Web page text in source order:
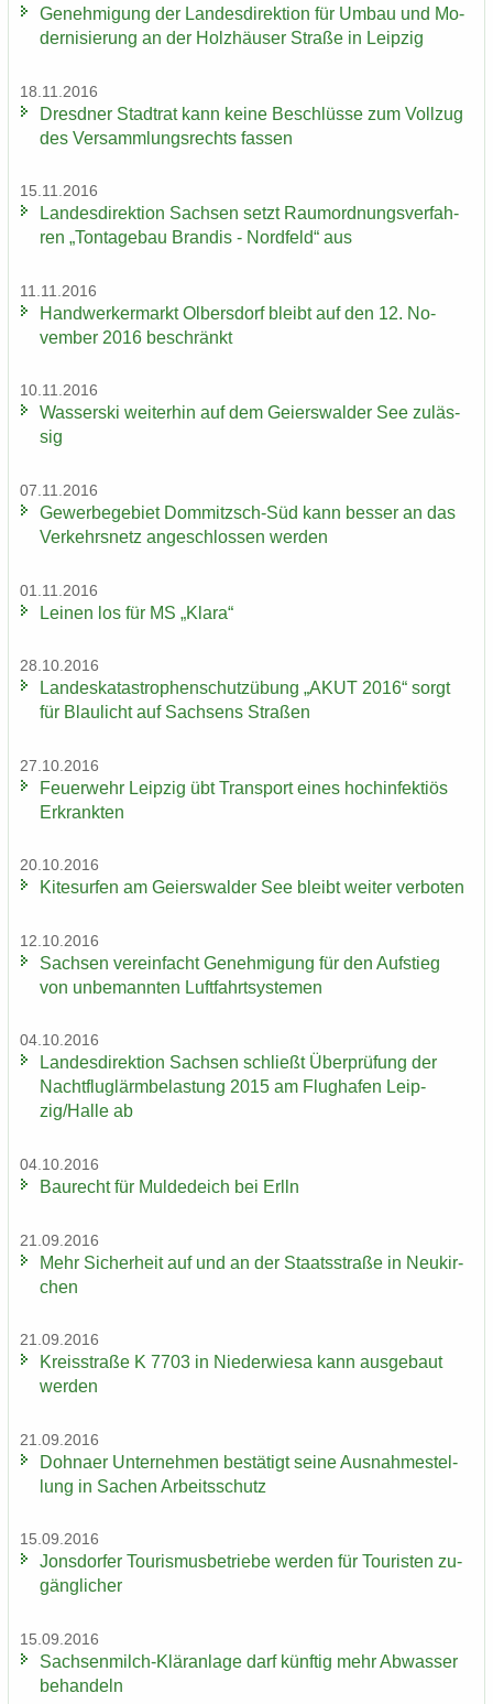
Ge­neh­mi­gung der Lan­des­di­rek­ti­on für Umbau und Mo­
der­ni­sie­rung an der Holz­häu­ser Stra­ße in Leip­zig
18.11.2016
Dresd­ner Stadt­rat kann keine Be­schlüs­se zum Voll­zug
des Ver­samm­lungs­rechts fas­sen
15.11.2016
Lan­des­di­rek­ti­on Sach­sen setzt Raum­ord­nungs­ver­fah­
ren „Ton­ta­ge­bau Bran­dis - Nord­feld“ aus
11.11.2016
Hand­wer­ker­markt Ol­bers­dorf bleibt auf den 12. No­
vem­ber 2016 be­schränkt
10.11.2016
Was­ser­ski wei­ter­hin auf dem Gei­ers­wal­der See zu­läs­
sig
07.11.2016
Ge­wer­be­ge­biet Dommitzsch-​Süd kann bes­ser an das
Ver­kehrs­netz an­ge­schlos­sen wer­den
01.11.2016
Lei­nen los für MS „Klara“
28.10.2016
Lan­des­ka­ta­stro­phen­schutz­übung „AKUT 2016“ sorgt
für Blau­licht auf Sach­sens Stra­ßen
27.10.2016
Feu­er­wehr Leip­zig übt Trans­port eines hoch­in­fek­ti­ös
Er­krank­ten
20.10.2016
Ki­te­sur­fen am Gei­ers­wal­der See bleibt wei­ter ver­bo­ten
12.10.2016
Sach­sen ver­ein­facht Ge­neh­mi­gung für den Auf­stieg
von un­be­mann­ten Luft­fahrt­sys­te­men
04.10.2016
Lan­des­di­rek­ti­on Sach­sen schließt Über­prü­fung der
Nacht­flug­lärm­be­las­tung 2015 am Flug­ha­fen Leip­
zig/Halle ab
04.10.2016
Bau­recht für Mul­de­deich bei Erlln
21.09.2016
Mehr Si­cher­heit auf und an der Staats­stra­ße in Neu­kir­
chen
21.09.2016
Kreis­stra­ße K 7703 in Nie­der­wie­sa kann aus­ge­baut
wer­den
21.09.2016
Dohna­er Un­ter­neh­men be­stä­tigt seine Aus­nah­me­stel­
lung in Sa­chen Ar­beits­schutz
15.09.2016
Jons­dor­fer Tou­ris­mus­be­trie­be wer­den für Tou­ris­ten zu­
gäng­li­cher
15.09.2016
Sachsenmilch-​Kläranlage darf künf­tig mehr Ab­was­ser
be­han­deln